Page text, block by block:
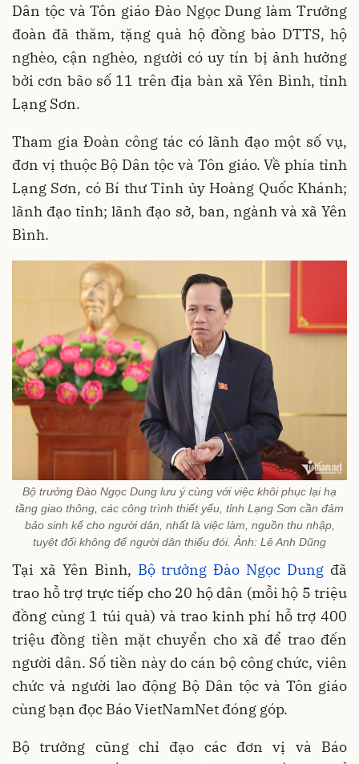
Dân tộc và Tôn giáo Đào Ngọc Dung làm Trưởng
đoàn đã thăm, tặng quà hộ đồng bào DTTS, hộ
nghèo, cận nghèo, người có uy tín bị ảnh hưởng
bởi cơn bão số 11 trên địa bàn xã Yên Bình, tỉnh
Lạng Sơn.
Tham gia Đoàn công tác có lãnh đạo một số vụ,
đơn vị thuộc Bộ Dân tộc và Tôn giáo. Về phía tỉnh
Lạng Sơn, có Bí thư Tỉnh ủy Hoàng Quốc Khánh;
lãnh đạo tỉnh; lãnh đạo sở, ban, ngành và xã Yên
Bình.
Bộ trưởng Đào Ngọc Dung lưu ý cùng với việc khôi phục lại hạ
tầng giao thông, các công trình thiết yếu, tỉnh Lạng Sơn cần đảm
bảo sinh kế cho người dân, nhất là việc làm, nguồn thu nhập,
tuyệt đối không để người dân thiếu đói. Ảnh: Lê Anh Dũng
Tại xã Yên Bình, Bộ trưởng Đào Ngọc Dung đã
trao hỗ trợ trực tiếp cho 20 hộ dân (mỗi hộ 5 triệu
đồng cùng 1 túi quà) và trao kinh phí hỗ trợ 400
triệu đồng tiền mặt chuyển cho xã để trao đến
người dân. Số tiền này do cán bộ công chức, viên
chức và người lao động Bộ Dân tộc và Tôn giáo
cùng bạn đọc Báo VietNamNet đóng góp.
Bộ trưởng cũng chỉ đạo các đơn vị và Báo